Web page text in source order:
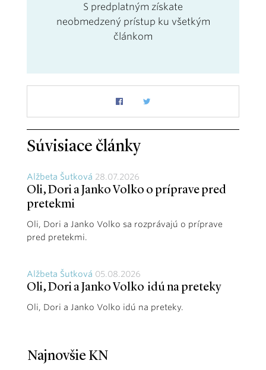
S predplatným získate
neobmedzený prístup ku všetkým
článkom
Súvisiace články
Alžbeta Šutková 28.07.2026
Oli, Dori a Janko Volko o príprave pred
pretekmi
Oli, Dori a Janko Volko sa rozprávajú o príprave
pred pretekmi.
Alžbeta Šutková 05.08.2026
Oli, Dori a Janko Volko idú na preteky
Oli, Dori a Janko Volko idú na preteky.
Najnovšie KN